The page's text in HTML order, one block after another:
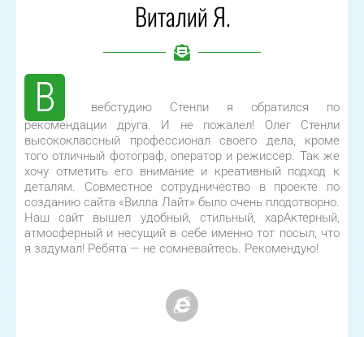
Виталий Я.
В
вебстудию Стенли я обратился по
рекомендации друга. И не пожалел! Олег Стенли
высококлассный профессионал своего дела, кроме
того отличный фотограф, оператор и режиссер. Так же
хочу отметить его внимание и креативный подход к
деталям. Совместное сотрудничество в проекте по
созданию сайта «Вилла Лайт» было очень плодотворно.
Наш сайт вышел удобный, стильный, харАктерный,
атмосферный и несущий в себе именно тот посыл, что
я задумал! Ребята — не сомневайтесь. Рекомендую!